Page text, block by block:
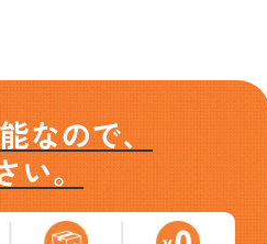
なので、
。